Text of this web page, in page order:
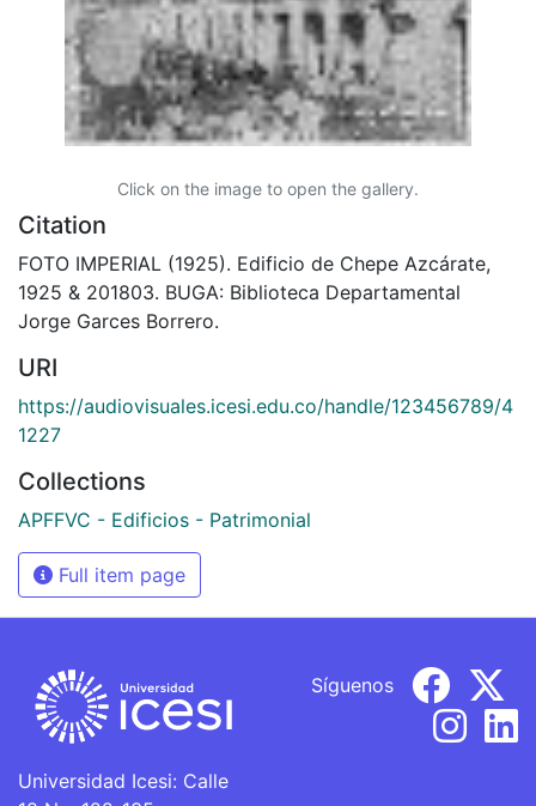
Click on the image to open the gallery.
Citation
FOTO IMPERIAL (1925). Edificio de Chepe Azcárate,
1925 & 201803. BUGA: Biblioteca Departamental
Jorge Garces Borrero.
URI
https://audiovisuales.icesi.edu.co/handle/123456789/4
1227
Collections
APFFVC - Edificios - Patrimonial
Full item page
Universidad Icesi: Calle
Síguenos